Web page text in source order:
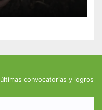
convocatorias y logros